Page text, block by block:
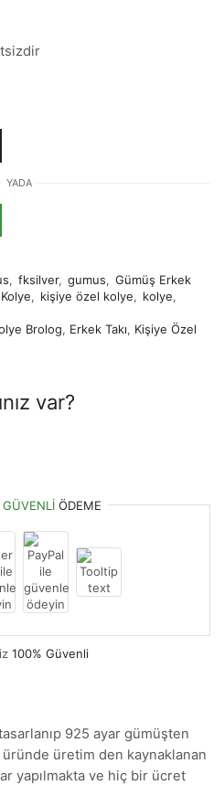
YADA
, fksilver, gumus, Gümüş Erkek
, kişiye özel kolye, kolye,
Brolog, Erkek Takı, Kişiye Özel
var?
GÜVENLIÖDEME
100% Güvenli
925 ayar gümüşten
üretim den kaynaklanan
yapılmakta ve hiç bir ücret